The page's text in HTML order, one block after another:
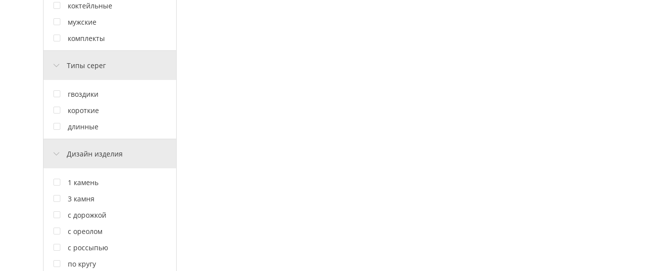
коктейльные
мужские
комплекты
Типы серег
гвоздики
короткие
длинные
Дизайн изделия
1 камень
3 камня
с дорожкой
с ореолом
с россыпью
по кругу